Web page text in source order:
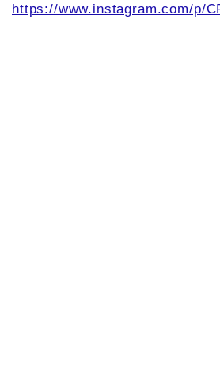
https://www.instagram.com/p/